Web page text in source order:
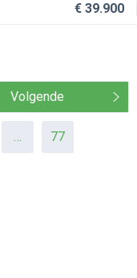
€ 39.900
… 77
Volgende